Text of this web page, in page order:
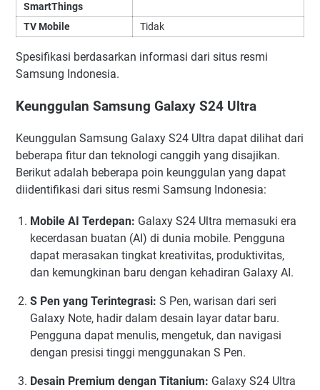
SmartThings
TV Mobile Tidak
Spesifikasi berdasarkan informasi dari situs resmi
Samsung Indonesia.
Keunggulan Samsung Galaxy S24 Ultra
Keunggulan Samsung Galaxy S24 Ultra dapat dilihat dari
beberapa fitur dan teknologi canggih yang disajikan.
Berikut adalah beberapa poin keunggulan yang dapat
diidentifikasi dari situs resmi Samsung Indonesia:
Mobile AI Terdepan: Galaxy S24 Ultra memasuki era
kecerdasan buatan (AI) di dunia mobile. Pengguna
dapat merasakan tingkat kreativitas, produktivitas,
dan kemungkinan baru dengan kehadiran Galaxy AI.
S Pen yang Terintegrasi: S Pen, warisan dari seri
Galaxy Note, hadir dalam desain layar datar baru.
Pengguna dapat menulis, mengetuk, dan navigasi
dengan presisi tinggi menggunakan S Pen.
Desain Premium dengan Titanium: Galaxy S24 Ultra